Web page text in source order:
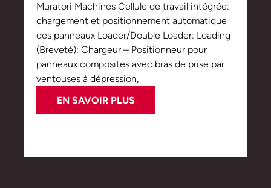
Muratori Machines Cellule de travail intégrée:
chargement et positionnement automatique
des panneaux Loader/Double Loader: Loading
(Breveté): Chargeur – Positionneur pour
panneaux composites avec bras de prise par
ventouses à dépression,
EN SAVOIR PLUS